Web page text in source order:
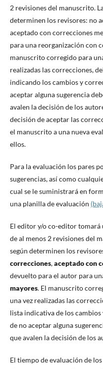
2 revisiones del manuscrito.
determinen los revisores: no
aceptado con correcciones
para una reorganización con
manuscrito corregido para
realizadas las correcciones,
indicando los cambios y
aceptar alguna sugerencia
avalen la decisión de los
decisión de aceptar las
el manuscrito a una nueva
ellos.
Para la evaluación los pares
sugerencias, así como
cual se le suministrará en
una planilla de evaluación
El editor y/o co-editor tomará
de al menos 2 revisiones del
según determinen los
correcciones,aceptado con
devuelto para el autor para
mayores. El manuscrito
una vez realizadas las
lista indicativa de los cambios
de no aceptar alguna
que avalen la decisión de los
El tiempo de evaluación de